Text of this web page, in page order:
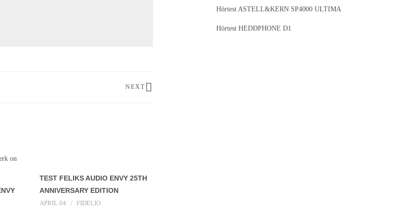
NEXT
TEST FELIKS AUDIO ENVY 25TH
ANNIVERSARY EDITION
APRIL 04 FIDELIO
Hörtest ASTELL&KERN SP4000 ULTIMA
Hörtest HEDDPHONE D1